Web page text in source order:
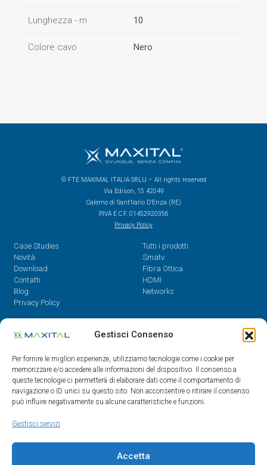
Gestisci Consenso
Per fornire le migliori esperienze, utilizziamo tecnologie come i cookie per
memorizzare e/o accedere alle informazioni del dispositivo. Il consenso a
queste tecnologie ci permetterà di elaborare dati come il comportamento di
navigazione o ID unici su questo sito. Non acconsentire o ritirare il consenso
può influire negativamente su alcune caratteristiche e funzioni.
Gestisci servizi
Accetta
Lunghezza - m 10
Colore cavo Nero
© FTE MAXIMAL ITALIA SRLU – All rights reserved
Via Edison, 15 42049
Calerno di Sant’Ilario D’Enza (RE)
P.IVA E C.F. 01452920356
Privacy Policy
Case Studies
Novità
Download
Contatti
Blog
Privacy Policy
Tutti i prodotti
Smatv
Fibra Ottica
HDMI
Networks
Contatti
08.30 - 12.30 / 14 - 18
0522/909701
0522/909748